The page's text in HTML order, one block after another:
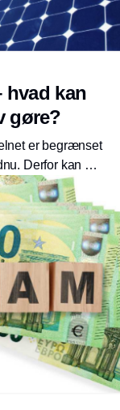
hvad kan
gøre?
er begrænset
Derfor kan det
sin afhængighed
solceller og en
den grønne